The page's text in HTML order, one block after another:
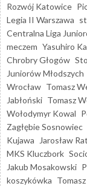
Rozwój Katowice
Legia II Warszawa
Centralna Liga
meczem Yasuhiro
Chrobry Głogów
Juniorów Młodszych
Wrocław Tomasz
Jabłoński Tomasz
Wołodymyr Kowal
Zagłębie Sosnowiec
Kujawa
Jarosław
MKS Kluczbork
Jakub Mosakowski
koszykówka